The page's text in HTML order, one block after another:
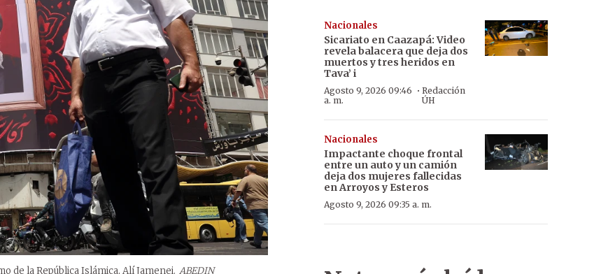
de la República Islámica, Alí Jamenei. ABEDIN
Nacionales
Sicariato en Caazapá: Video
revela balacera que deja dos
muertos y tres heridos en
Tava’ i
Agosto 9, 2026 09:46
a. m.
·Redacción
ÚH
Nacionales
Impactante choque frontal
entre un auto y un camión
deja dos mujeres fallecidas
en Arroyos y Esteros
Agosto 9, 2026 09:35 a. m.